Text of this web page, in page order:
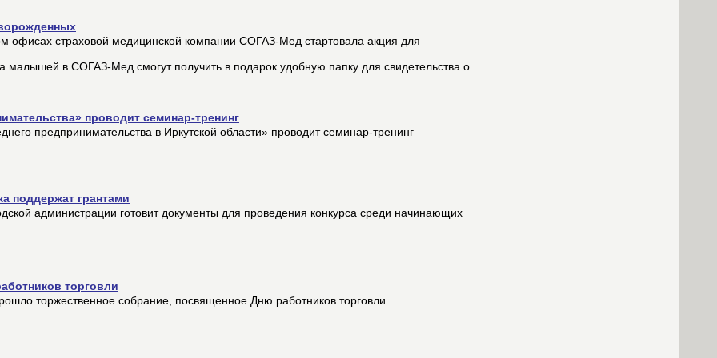
офисах страховой медицинской компании СОГАЗ-Мед стартовала акция для
в СОГАЗ-Мед смогут получить в подарок удобную папку для свидетельства о
проводит семинар-тренинг
предпринимательства в Иркутской области» проводит семинар-тренинг
поддержат грантами
администрации готовит документы для проведения конкурса среди начинающих
торговли
торжественное собрание, посвященное Дню работников торговли.